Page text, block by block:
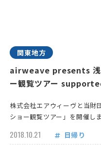
関東地方
airweave presents 浅
ー観覧ツアー
株式会社エアウィーヴと当財
ショー観覧ツアー」を開催し
2018.10.21 日帰り